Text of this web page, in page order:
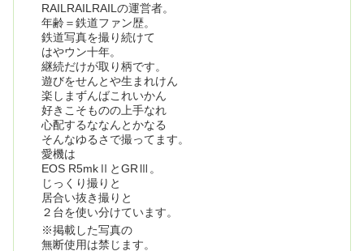
RAILRAILRAILの運営者。
年齢＝鉄道ファン歴。
鉄道写真を撮り続けて
はやウン十年。
継続だけが取り柄です。
遊びをせんとや生まれけん
楽しまずんばこれいかん
好きこそものの上手なれ
心配するななんとかなる
そんなゆるさで撮ってます。
愛機は
EOS R5mkⅡとGRⅢ。
じっくり撮りと
居合い抜き撮りと
２台を使い分けています。
※掲載した写真の
無断使用は禁じます。